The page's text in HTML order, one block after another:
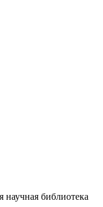
научная библиотека